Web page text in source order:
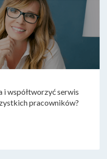
i współtworzyć serwis
pracowników?